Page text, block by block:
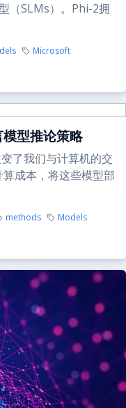
（SLMs）。Phi-2拥
Microsoft
型推论策略
了我们与计算机的交
成本，将这些模型部
methods
Models